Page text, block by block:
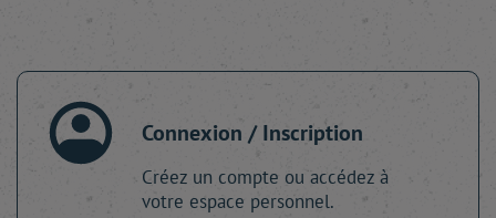
Connexion / Inscription
Créez un compte ou accédez à
votre espace personnel.